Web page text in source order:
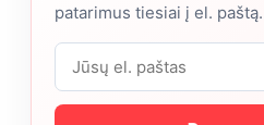
patarimus tiesiai į el. paštą.